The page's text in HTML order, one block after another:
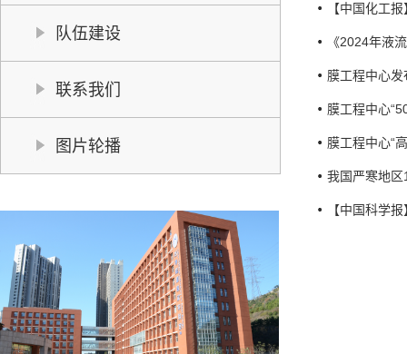
队伍建设
联系我们
图片轮播
【中国化工
《2024年液
膜工程中心发
膜工程中心
膜工程中心“
我国严寒地
【中国科学